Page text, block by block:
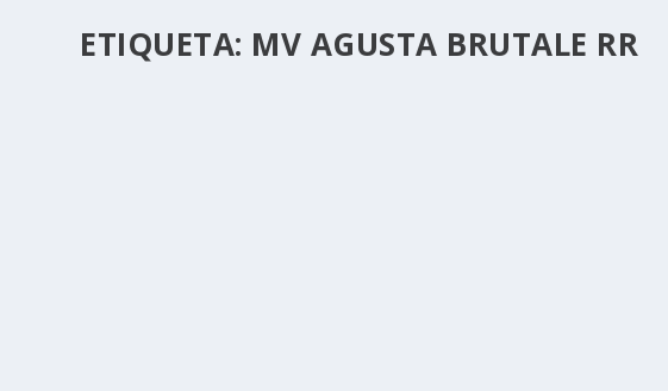
ETIQUETA: MV AGUSTA BRUTALE RR